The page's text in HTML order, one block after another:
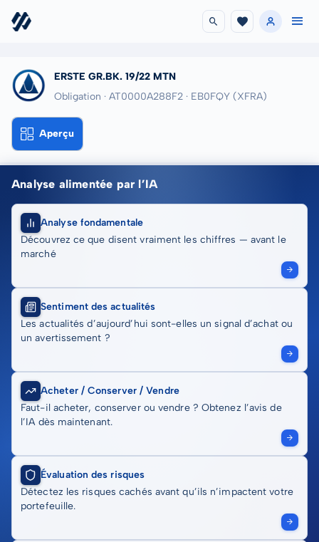
ERSTE GR.BK. 19/22 MTN
Obligation · AT0000A288F2 · EB0FQY (XFRA)
Aperçu
Analyse alimentée par l’IA
Analyse fondamentale
Découvrez ce que disent vraiment les chiffres — avant le
marché
Sentiment des actualités
Les actualités d’aujourd’hui sont-elles un signal d’achat ou
un avertissement ?
Acheter / Conserver / Vendre
Faut-il acheter, conserver ou vendre ? Obtenez l’avis de
l’IA dès maintenant.
Évaluation des risques
Détectez les risques cachés avant qu’ils n’impactent votre
portefeuille.